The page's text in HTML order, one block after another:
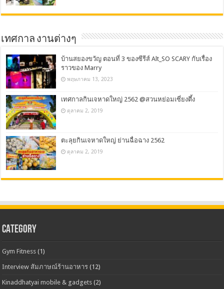
เทศกาล งานต่างๆ
บ้านสยองขวัญ ตอนที่ 3 ของซีรีส์ Alt_SO SCARY กับเรื่อง
ราวของ Marry
พฤษภาคม 13, 2023
เทศกาลกินเจหาดใหญ่ 2562 @สวนหย่อมเซี่ยงตึ้ง
ตุลาคม 2, 2019
ตะลุยกินเจหาดใหญ่ ย่านฉื่อฉาง 2562
ตุลาคม 2, 2019
CATEGORY
Gym Fitness (1)
Interview สัมภาษณ์ร้านอาหาร (12)
Kinaddhatyai mobile & gadgets (2)